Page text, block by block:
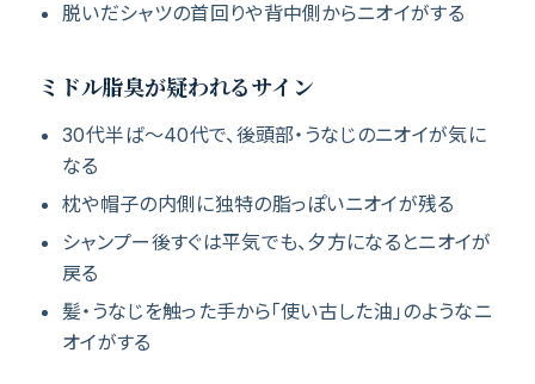
脱いだシャツの首回りや背中側からニオイがする
ミドル脂臭が疑われるサイン
30代半ば〜40代で、後頭部・うなじのニオイが気に
なる
枕や帽子の内側に独特の脂っぽいニオイが残る
シャンプー後すぐは平気でも、夕方になるとニオイが
戻る
髪・うなじを触った手から「使い古した油」のようなニ
オイがする